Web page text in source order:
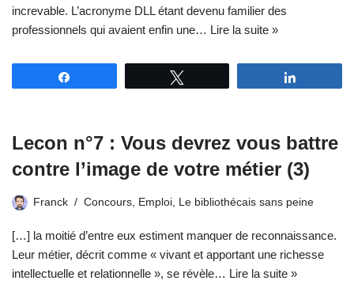
increvable. L’acronyme DLL étant devenu familier des
professionnels qui avaient enfin une… Lire la suite »
Lecon n°7 : Vous devrez vous battre
contre l’image de votre métier (3)
Franck Concours Emploi Le bibliothécais sans peine
[…] la moitié d’entre eux estiment manquer de reconnaissance.
Leur métier, décrit comme « vivant et apportant une richesse
intellectuelle et relationnelle », se révèle… Lire la suite »